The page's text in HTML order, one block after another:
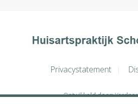
Privacystatement
Ontwikkeld door: